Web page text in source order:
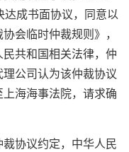
成书面协议，同意以
会临时仲裁规则》，
共和国相关法律，仲
公司认为该仲裁协议
海海事法院，请求确
协议约定，中华人民